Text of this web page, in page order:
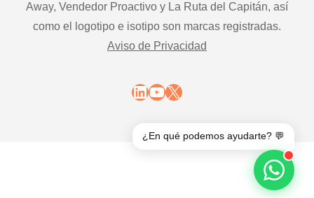
Away, Vendedor Proactivo y La Ruta del Capitán, así
como el logotipo e isotipo son marcas registradas.
Aviso de Privacidad
LinkedIn
YouTube
X
¿En qué podemos ayudarte? 💬